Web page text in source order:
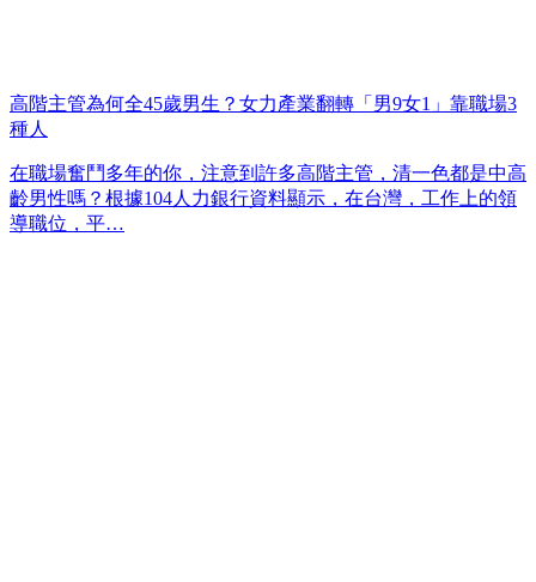
高階主管為何全45歲男生？女力產業翻轉「男9女1」靠職場3
種人
在職場奮鬥多年的你，注意到許多高階主管，清一色都是中高
齡男性嗎？根據104人力銀行資料顯示，在台灣，工作上的領
導職位，平…